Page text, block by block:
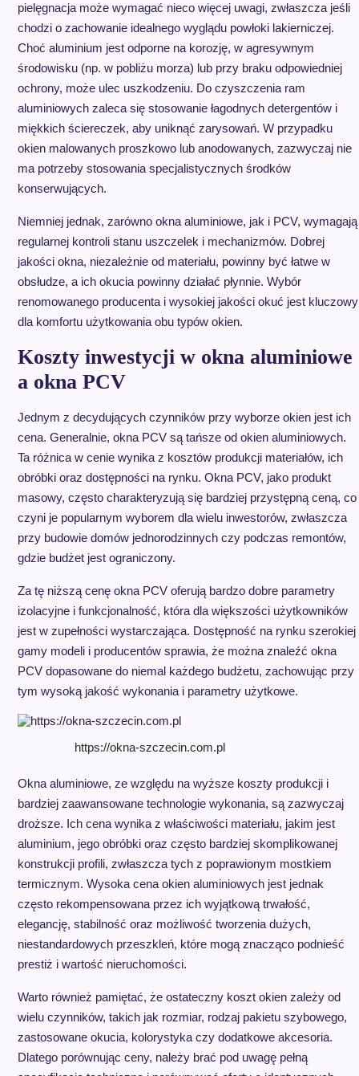
pielęgnacja może wymagać nieco więcej uwagi, zwłaszcza jeśli
chodzi o zachowanie idealnego wyglądu powłoki lakierniczej.
Choć aluminium jest odporne na korozję, w agresywnym
środowisku (np. w pobliżu morza) lub przy braku odpowiedniej
ochrony, może ulec uszkodzeniu. Do czyszczenia ram
aluminiowych zaleca się stosowanie łagodnych detergentów i
miękkich ściereczek, aby uniknąć zarysowań. W przypadku
okien malowanych proszkowo lub anodowanych, zazwyczaj nie
ma potrzeby stosowania specjalistycznych środków
konserwujących.
Niemniej jednak, zarówno okna aluminiowe, jak i PCV, wymagają
regularnej kontroli stanu uszczelek i mechanizmów. Dobrej
jakości okna, niezależnie od materiału, powinny być łatwe w
obsłudze, a ich okucia powinny działać płynnie. Wybór
renomowanego producenta i wysokiej jakości okuć jest kluczowy
dla komfortu użytkowania obu typów okien.
Koszty inwestycji w okna aluminiowe
a okna PCV
Jednym z decydujących czynników przy wyborze okien jest ich
cena. Generalnie, okna PCV są tańsze od okien aluminiowych.
Ta różnica w cenie wynika z kosztów produkcji materiałów, ich
obróbki oraz dostępności na rynku. Okna PCV, jako produkt
masowy, często charakteryzują się bardziej przystępną ceną, co
czyni je popularnym wyborem dla wielu inwestorów, zwłaszcza
przy budowie domów jednorodzinnych czy podczas remontów,
gdzie budżet jest ograniczony.
Za tę niższą cenę okna PCV oferują bardzo dobre parametry
izolacyjne i funkcjonalność, która dla większości użytkowników
jest w zupełności wystarczająca. Dostępność na rynku szerokiej
gamy modeli i producentów sprawia, że można znaleźć okna
PCV dopasowane do niemal każdego budżetu, zachowując przy
tym wysoką jakość wykonania i parametry użytkowe.
https://okna-szczecin.com.pl
Okna aluminiowe, ze względu na wyższe koszty produkcji i
bardziej zaawansowane technologie wykonania, są zazwyczaj
droższe. Ich cena wynika z właściwości materiału, jakim jest
aluminium, jego obróbki oraz często bardziej skomplikowanej
konstrukcji profili, zwłaszcza tych z poprawionym mostkiem
termicznym. Wysoka cena okien aluminiowych jest jednak
często rekompensowana przez ich wyjątkową trwałość,
elegancję, stabilność oraz możliwość tworzenia dużych,
niestandardowych przeszkleń, które mogą znacząco podnieść
prestiż i wartość nieruchomości.
Warto również pamiętać, że ostateczny koszt okien zależy od
wielu czynników, takich jak rozmiar, rodzaj pakietu szybowego,
zastosowane okucia, kolorystyka czy dodatkowe akcesoria.
Dlatego porównując ceny, należy brać pod uwagę pełną